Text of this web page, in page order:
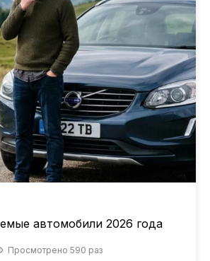
автомобили 2026 года
Просмотрено 590 раз